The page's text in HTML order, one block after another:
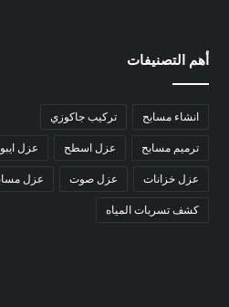
أهم التصنيفات
انشاء مسابح تركيب جاكوزي
ترميم مسابح عزل اسطح عزل
عزل خزانات عزل صوت عزل
كشف تسربات المياه